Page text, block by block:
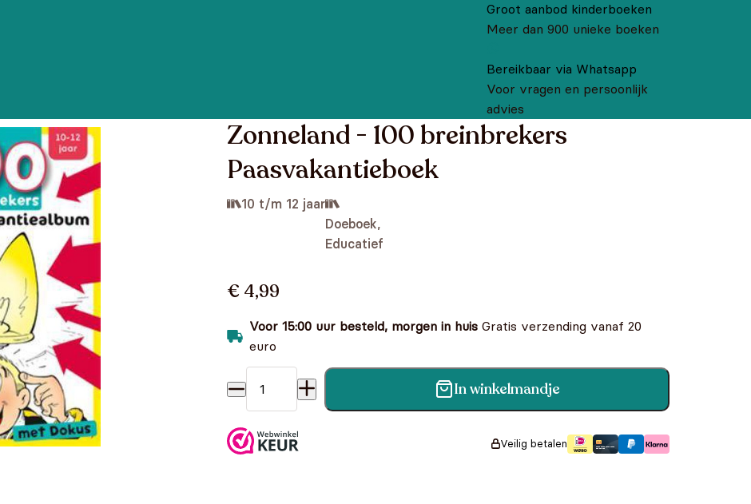
Groot aanbod kinderboeken
Meer dan 900 unieke boeken
Bereikbaar via Whatsapp
Voor vragen en persoonlijk
advies
Zonneland - 100 breinbrekers
Paasvakantieboek
10 t/m 12 jaar
Doeboek,
Educatief
€ 4,99
Voor 15:00 uur besteld, morgen in huis Gratis verzending vanaf 20
euro
Zonneland - 100 breinbrekers Paasvakantieboek aantal
In winkelmandje
Veilig betalen